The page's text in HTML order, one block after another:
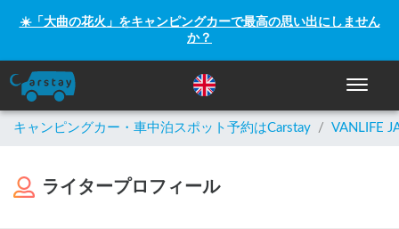
☀️「大曲の花火」をキャンピングカーで最高の思い出にしません
か？
ナビゲ
キャンピングカー・車中泊スポット予約はCarstay / VANLIFE
ライタープロフィール